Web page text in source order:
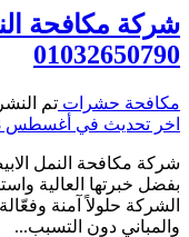
شركة مكافحة
01032650790
مكافحة حشرات تم
اخر تحديث في أغسطس 8, 2025
شركة مكافحة النمل
بفضل خبرتها العالية
الشركة حلولاً آمنة
والمباني دون التسبب...